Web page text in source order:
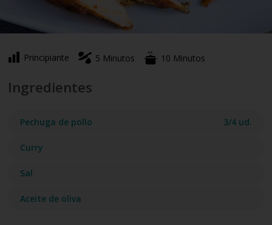
Principiante 5 Minutos 10 Minutos
Ingredientes
Pechuga de pollo 3/4 ud.
Curry
Sal
Aceite de oliva